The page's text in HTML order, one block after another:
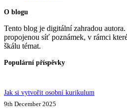
O blogu
Tento blog je digitální zahradou
propojenou síť poznámek, v rámci
škálu témat.
Populární příspěvky
Jak si vytvořit osobní kurikulum
9th December 2025